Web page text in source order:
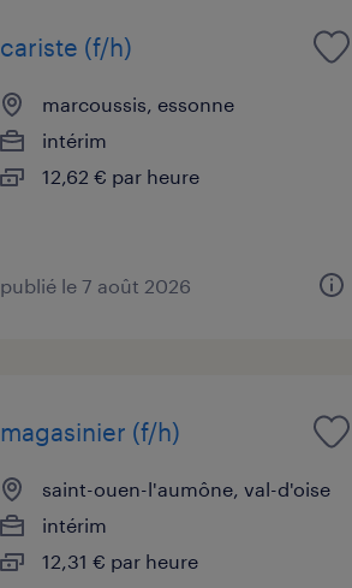
cariste (f/h)
marcoussis, essonne
intérim
12,62 € par heure
publié le 7 août 2026
magasinier (f/h)
saint-ouen-l'aumône, val-d'oise
intérim
12,31 € par heure